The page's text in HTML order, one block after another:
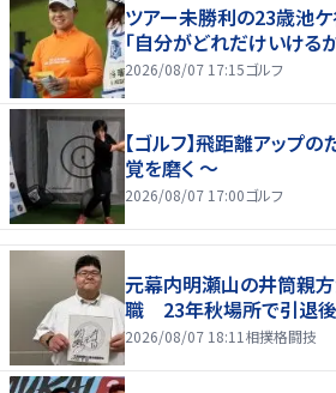
ツアー未勝利の23歳池
「自分がどれだけいける
2026/08/07 17:15ゴルフ
【ゴルフ】飛距離アップ
覚を磨く ～
2026/08/07 17:00ゴルフ
元幕内明瀬山の井筒親
職 23年秋場所で引退後
2026/08/07 18:11 相撲格闘技